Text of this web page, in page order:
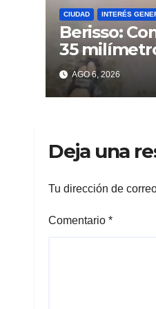
CIUDAD INTERÉS
Berisso:
35
lluvia ya se
losAGO 6, 2026
Deja una
Tu dirección de
Comentario *